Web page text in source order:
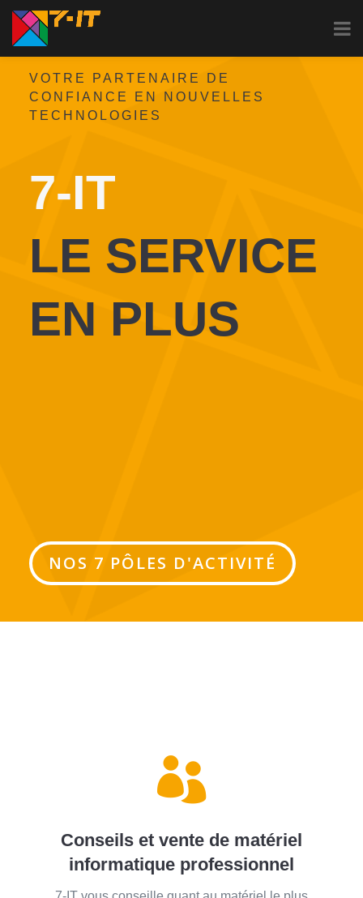
VOTRE PARTENAIRE DE
CONFIANCE EN NOUVELLES
TECHNOLOGIES
7-IT
LE SERVICE
EN PLUS
NOS 7 PÔLES D'ACTIVITÉ

Conseils et vente de matériel
informatique professionnel